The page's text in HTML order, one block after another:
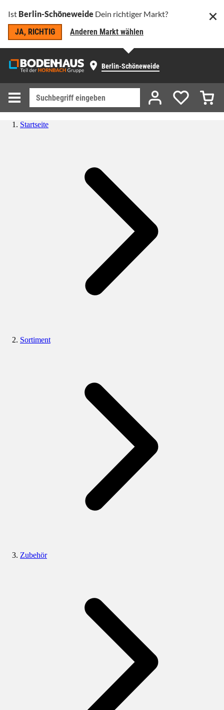
Ist Berlin-Schöneweide Dein richtiger Markt?
JA, RICHTIG
Anderen Markt wählen
Berlin-Schöneweide
Startseite
Sortiment
Zubehör